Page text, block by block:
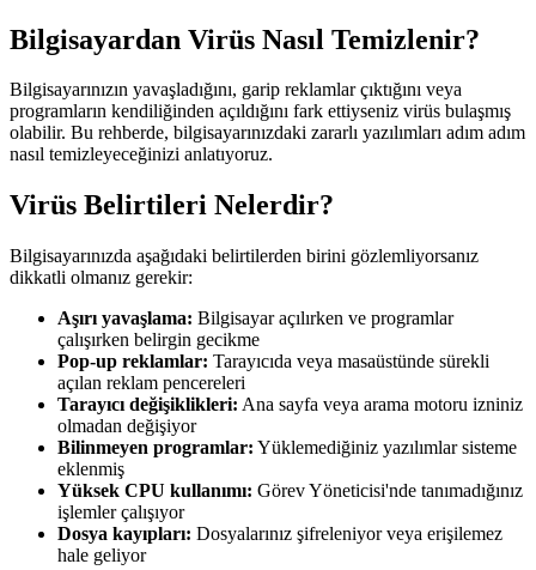
Bilgisayardan Virüs Nasıl Temizlenir?
Bilgisayarınızın yavaşladığını, garip reklamlar çıktığını veya
programların kendiliğinden açıldığını fark ettiyseniz virüs bulaşmış
olabilir. Bu rehberde, bilgisayarınızdaki zararlı yazılımları adım adım
nasıl temizleyeceğinizi anlatıyoruz.
Virüs Belirtileri Nelerdir?
Bilgisayarınızda aşağıdaki belirtilerden birini gözlemliyorsanız
dikkatli olmanız gerekir:
Aşırı yavaşlama: Bilgisayar açılırken ve programlar
çalışırken belirgin gecikme
Pop-up reklamlar: Tarayıcıda veya masaüstünde sürekli
açılan reklam pencereleri
Tarayıcı değişiklikleri: Ana sayfa veya arama motoru izniniz
olmadan değişiyor
Bilinmeyen programlar: Yüklemediğiniz yazılımlar sisteme
eklenmiş
Yüksek CPU kullanımı: Görev Yöneticisi'nde tanımadığınız
işlemler çalışıyor
Dosya kayıpları: Dosyalarınız şifreleniyor veya erişilemez
hale geliyor